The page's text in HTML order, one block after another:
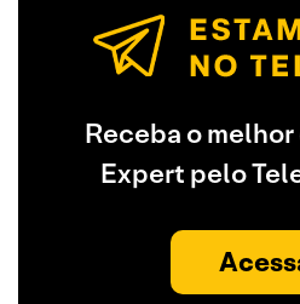
Receba o
Expert pelo